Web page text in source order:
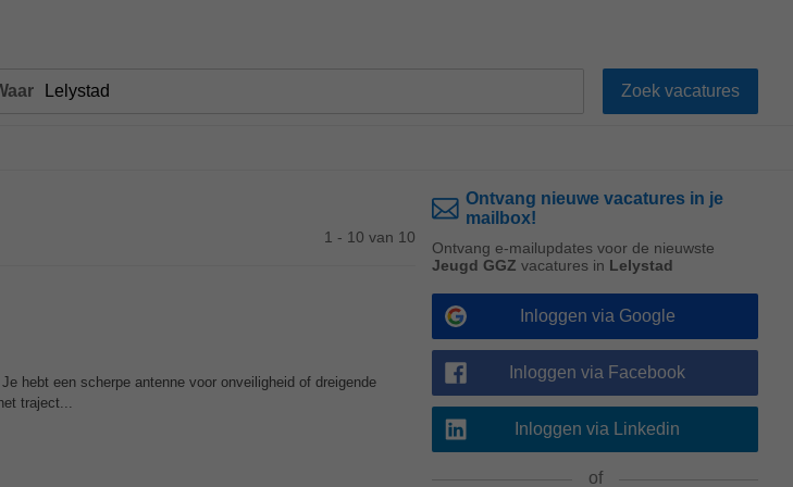
1 - 10 van 10
hebt een scherpe antenne voor onveiligheid of dreigende
traject...
Ontvang nieuwe vacatures in je
mailbox!
Ontvang e-mailupdates voor de nieuwste
Jeugd GGZ vacatures in Lelystad
Inloggen via Google
Inloggen via Facebook
Inloggen via Linkedin
of